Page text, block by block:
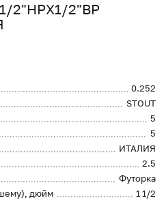
2"НРX1/2"ВР
0.252
STOUT
5
5
ИТАЛИЯ
2.5
Футорка
дюйм
1 1/2